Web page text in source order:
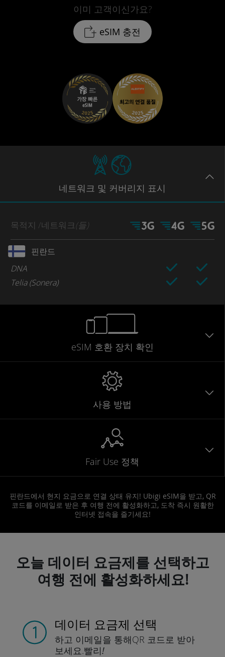
이미 고객이신가요?
eSIM 충전
네트워크 및 커버리지 표시
목적지 /네트워크(들)
핀란드
DNA
Telia (Sonera)
eSIM 호환 장치 확인
사용 방법
Fair Use 정책
핀란드에서 현지 요금으로 연결 상태 유지! Ubigi eSIM을 받고, QR
코드를 이메일로 받은 후 여행 전에 활성화하고, 도착 즉시 원활한
인터넷 접속을 즐기세요!
오늘 데이터 요금제를 선택하고
여행 전에 활성화하세요!
데이터 요금제 선택
하고 이메일을 통해QR 코드로 받아
보세요.빨리!